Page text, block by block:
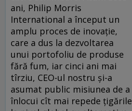
ani, Philip Morris
International a început un
amplu proces de inovație,
care a dus la dezvoltarea
unui portofoliu de produse
fără fum, iar cinci ani mai
tîrziu, CEO-ul nostru și-a
asumat public misiunea de a
înlocui cît mai repede țigările